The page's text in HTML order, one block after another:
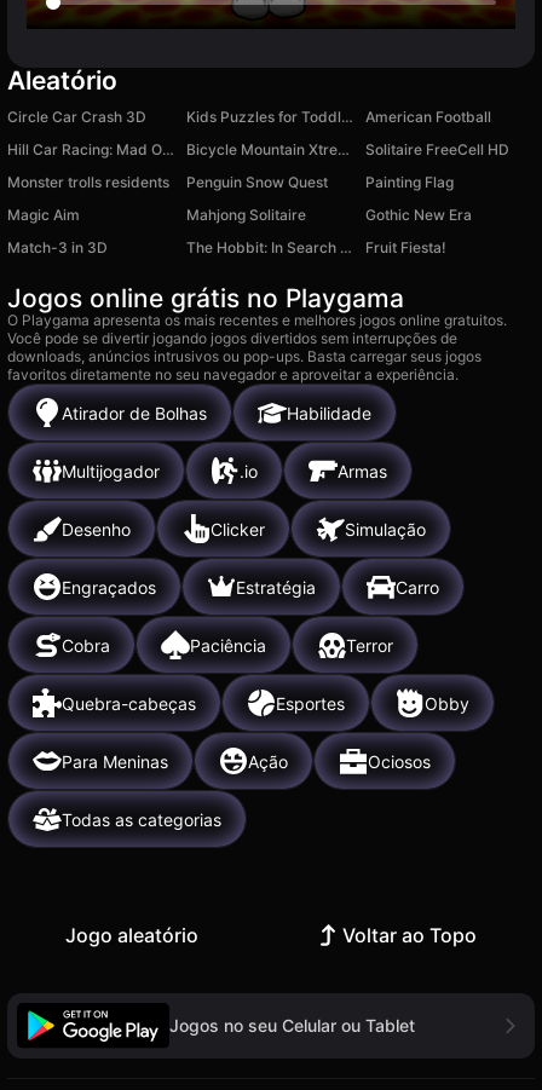
Aleatório
Circle Car Crash 3D Kids Puzzles for Toddlers
American Football
Hill Car Racing: Mad Offroad
Bicycle Mountain Xtreme
Solitaire FreeCell HD
Monster trolls residents
Penguin Snow Quest
Painting Flag
Magic Aim
Mahjong Solitaire
Gothic New Era
Match-3 in 3D
The Hobbit: In Search of Objects Fruit Fiesta!
Jogos online grátis no Playgama
O Playgama apresenta os mais recentes e melhores jogos online gratuitos.
Você pode se divertir jogando jogos divertidos sem interrupções de
downloads, anúncios intrusivos ou pop-ups. Basta carregar seus jogos
favoritos diretamente no seu navegador e aproveitar a experiência.
Atirador de Bolhas Habilidade
Multijogador .io Armas
Desenho Clicker Simulação
Engraçados Estratégia Carro
Cobra Paciência Terror
Quebra-cabeças Esportes Obby
Para Meninas Ação Ociosos
Todas as categorias
Jogo aleatório Voltar ao Topo
Jogos no seu Celular ou Tablet